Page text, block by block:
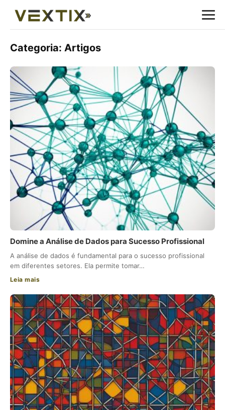
Categoria: Artigos
Domine a Análise de Dados para Sucesso Profissional
A análise de dados é fundamental para o sucesso profissional
em diferentes setores. Ela permite tomar…
Leia mais